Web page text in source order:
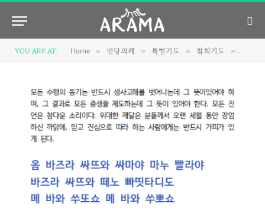
YOU ARE AT: Home » 법당의례 » 특별기도 » 참회기도 »